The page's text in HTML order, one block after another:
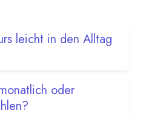
leicht in den Alltag
oder